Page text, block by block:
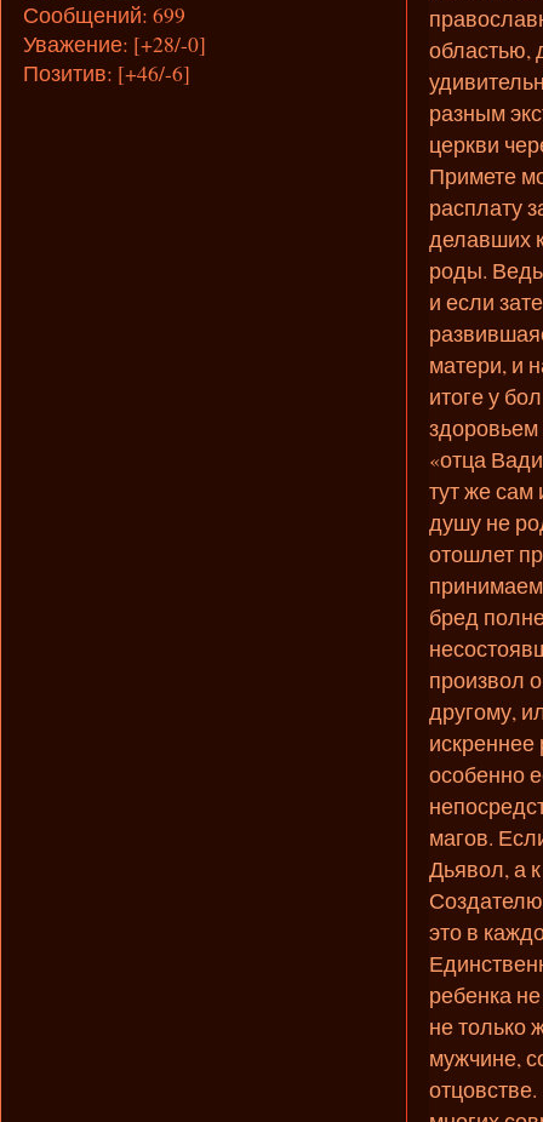
Сообщений: 699
Уважение: [+28/-0]
Позитив: [+46/-6]
областью,
разным
церкви
Примете
расплату
делавших
роды.
и если
матери, и
итоге у
«отца
тут же сам
душу не
отошлет
бред
произвол
другому,
особенно
магов.
Дьявол, а
это в
ребенка
не только
мужчине,